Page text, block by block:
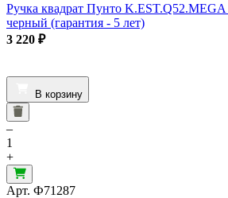
Ручка квадрат Пунто
черный (гарантия - 5 лет)
3 220 ₽
В корзину
–
1
+
Арт. Ф71287